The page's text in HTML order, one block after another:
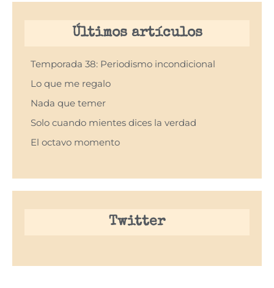
Últimos artículos
Temporada 38: Periodismo incondicional
Lo que me regalo
Nada que temer
Solo cuando mientes dices la verdad
El octavo momento
Twitter